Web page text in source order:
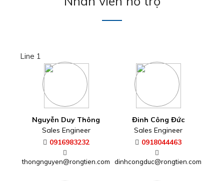
Line 1
Nguyễn Duy Thông
Sales Engineer
0916983232
thongnguyen@rongtien.com
Đinh Công Đức
Sales Engineer
0918044463
dinhcongduc@rongtien.com